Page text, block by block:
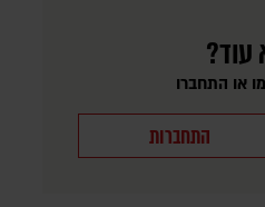
עוד?
או התחברו
התחברות